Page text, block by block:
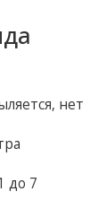
нет
до 7